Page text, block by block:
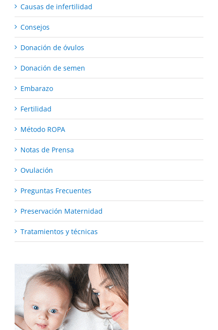
Causas de infertilidad
Consejos
Donación de óvulos
Donación de semen
Embarazo
Fertilidad
Método ROPA
Notas de Prensa
Ovulación
Preguntas Frecuentes
Preservación Maternidad
Tratamientos y técnicas